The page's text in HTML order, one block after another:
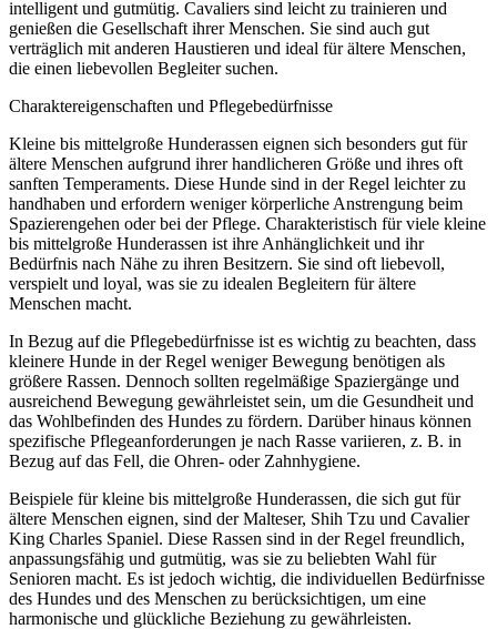
intelligent und gutmütig. Cavaliers sind leicht zu trainieren und
genießen die Gesellschaft ihrer Menschen. Sie sind auch gut
verträglich mit anderen Haustieren und ideal für ältere Menschen,
die einen liebevollen Begleiter suchen.
Charaktereigenschaften und Pflegebedürfnisse
Kleine bis mittelgroße Hunderassen eignen sich besonders gut für
ältere Menschen aufgrund ihrer handlicheren Größe und ihres oft
sanften Temperaments. Diese Hunde sind in der Regel leichter zu
handhaben und erfordern weniger körperliche Anstrengung beim
Spazierengehen oder bei der Pflege. Charakteristisch für viele kleine
bis mittelgroße Hunderassen ist ihre Anhänglichkeit und ihr
Bedürfnis nach Nähe zu ihren Besitzern. Sie sind oft liebevoll,
verspielt und loyal, was sie zu idealen Begleitern für ältere
Menschen macht.
In Bezug auf die Pflegebedürfnisse ist es wichtig zu beachten, dass
kleinere Hunde in der Regel weniger Bewegung benötigen als
größere Rassen. Dennoch sollten regelmäßige Spaziergänge und
ausreichend Bewegung gewährleistet sein, um die Gesundheit und
das Wohlbefinden des Hundes zu fördern. Darüber hinaus können
spezifische Pflegeanforderungen je nach Rasse variieren, z. B. in
Bezug auf das Fell, die Ohren- oder Zahnhygiene.
Beispiele für kleine bis mittelgroße Hunderassen, die sich gut für
ältere Menschen eignen, sind der Malteser, Shih Tzu und Cavalier
King Charles Spaniel. Diese Rassen sind in der Regel freundlich,
anpassungsfähig und gutmütig, was sie zu beliebten Wahl für
Senioren macht. Es ist jedoch wichtig, die individuellen Bedürfnisse
des Hundes und des Menschen zu berücksichtigen, um eine
harmonische und glückliche Beziehung zu gewährleisten.